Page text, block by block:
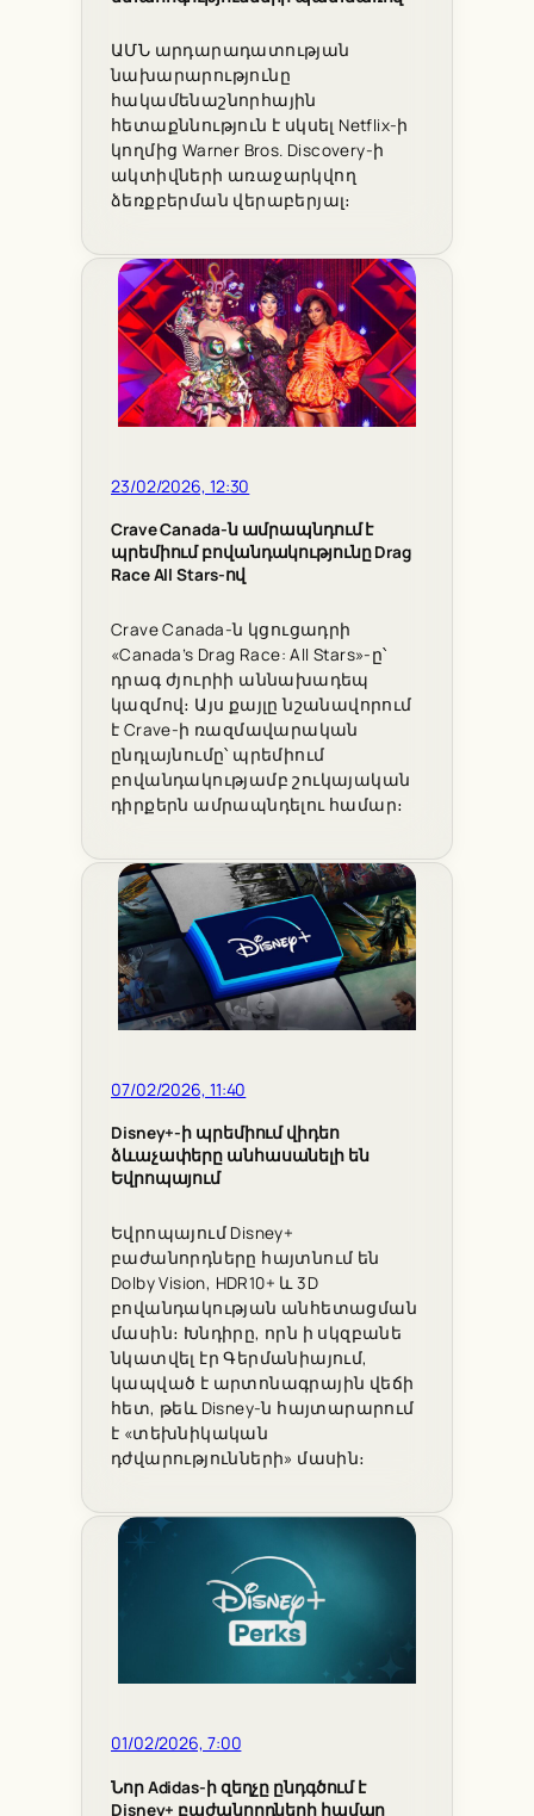
ԱՄՆ արդարադատության
նախարարությունը
հակամենաշնորհային
հետաքննություն է սկսել Netflix-ի
կողմից Warner Bros. Discovery-ի
ակտիվների առաջարկվող
ձեռքբերման վերաբերյալ։
23/02/2026, 12:30
Crave Canada-ն ամրապնդում է
պրեմիում բովանդակությունը Drag
Race All Stars-ով
Crave Canada-ն կցուցադրի
«Canada’s Drag Race: All Stars»-ը՝
դրագ ժյուրիի աննախադեպ
կազմով։ Այս քայլը նշանավորում
է Crave-ի ռազմավարական
ընդլայնումը՝ պրեմիում
բովանդակությամբ շուկայական
դիրքերն ամրապնդելու համար։
07/02/2026, 11:40
Disney+-ի պրեմիում վիդեո
ձևաչափերը անհասանելի են
Եվրոպայում
Եվրոպայում Disney+
բաժանորդները հայտնում են
Dolby Vision, HDR10+ և 3D
բովանդակության անհետացման
մասին։ Խնդիրը, որն ի սկզբանե
նկատվել էր Գերմանիայում,
կապված է արտոնագրային վեճի
հետ, թեև Disney-ն հայտարարում
է «տեխնիկական
դժվարությունների» մասին։
01/02/2026, 7:00
Նոր Adidas-ի զեղչը ընդգծում է
Disney+ բաժանորդների համար